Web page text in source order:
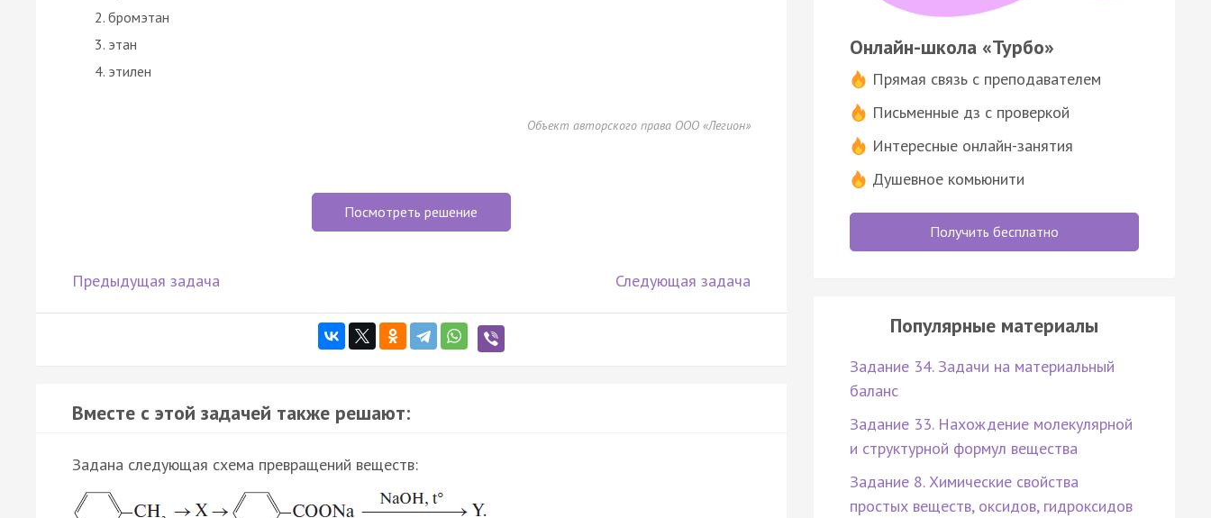
бромэтан
этан
этилен
Объект авторского права ООО «Легион»
Посмотреть решение
Предыдущая задача Следующая задача
Вместе с этой задачей также решают:
Задана следующая схема превращений веществ:
Онлайн-школа «Турбо»
Прямая связь с преподавателем
Письменные дз с проверкой
Интересные онлайн-занятия
Душевное комьюнити
Получить бесплатно
Популярные материалы
Задание 34. Задачи на материальный
баланс
Задание 33. Нахождение молекулярной
и структурной формул вещества
Задание 8. Химические свойства
простых веществ, оксидов, гидроксидов